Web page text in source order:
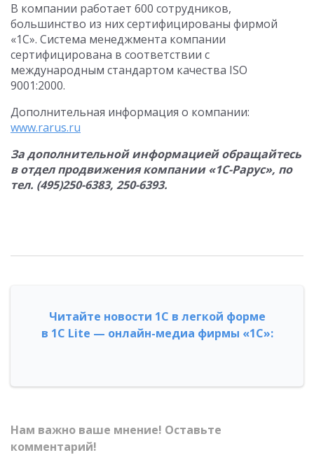
В компании работает 600 сотрудников,
большинство из них сертифицированы фирмой
«1С». Система менеджмента компании
сертифицирована в соответствии с
международным стандартом качества ISO
9001:2000.
Дополнительная информация о компании:
www.rarus.ru
За дополнительной информацией обращайтесь
в отдел продвижения компании «1С-Рарус», по
тел. (495)250-6383, 250-6393.
Читайте новости 1С в легкой форме
в 1С Lite — онлайн-медиа фирмы «1С»:
Нам важно ваше мнение! Оставьте
комментарий!